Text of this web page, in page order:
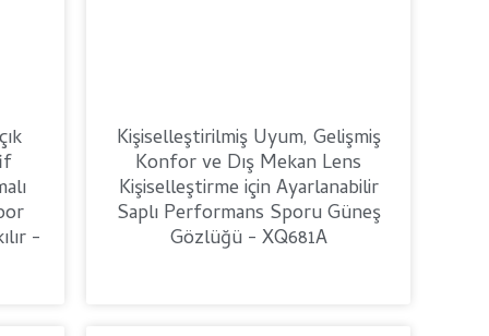
-
Kişiselleştirilmiş Uyum, Gelişmiş
Konfor ve Dış Mekan Lens
Kişiselleştirme için Ayarlanabilir
Saplı Performans Sporu Güneş
Gözlüğü - XQ681A